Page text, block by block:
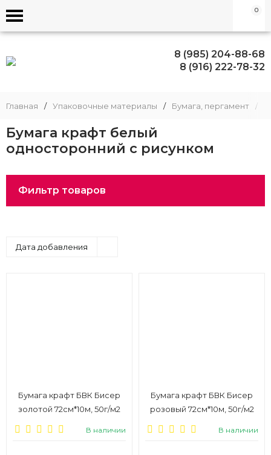
0
8 (985) 204-88-68
8 (916) 222-78-32
Главная / Упаковочные материалы / Бумага, пергамент /
Бумага крафт белый
односторонний с рисунком
Фильтр товаров
Дата добавления
Бумага крафт БВК Бисер
золотой 72см*10м, 50г/м2
В наличии
Бумага крафт БВК Бисер
розовый 72см*10м, 50г/м2
В наличии